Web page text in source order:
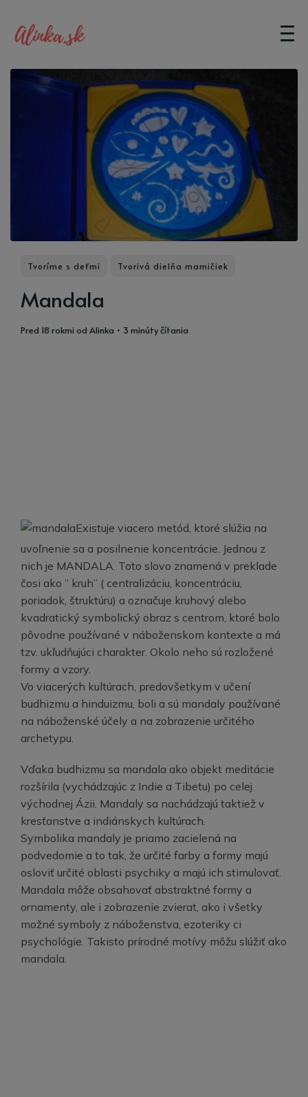
Tvoríme s deťmi Tvorivá dielňa mamičiek
Mandala
pred 18 rokmi od Alinka • 3 minúty čítania
Existuje viacero metód, ktoré slúžia na
uvoľnenie sa a posilnenie koncentrácie. Jednou z
nich je MANDALA. Toto slovo znamená v preklade
čosi ako ” kruh” ( centralizáciu, koncentráciu,
poriadok, štruktúru) a označuje kruhový alebo
kvadratický symbolický obraz s centrom, ktoré bolo
pôvodne používané v náboženskom kontexte a má
tzv. ukľudňujúci charakter. Okolo neho sú rozložené
formy a vzory.
Vo viacerých kultúrach, predovšetkym v učení
budhizmu a hinduizmu, boli a sú mandaly používané
na náboženské účely a na zobrazenie určitého
archetypu.
Vďaka budhizmu sa mandala ako objekt meditácie
rozšírila (vychádzajúc z Indie a Tibetu) po celej
východnej Ázii. Mandaly sa nachádzajú taktiež v
kresťanstve a indiánskych kultúrach.
Symbolika mandaly je priamo zacielená na
podvedomie a to tak, že určité farby a formy majú
osloviť určité oblasti psychiky a majú ich stimulovať.
Mandala môže obsahovať abstraktné formy a
ornamenty, ale i zobrazenie zvierat, ako i všetky
možné symboly z náboženstva, ezoteriky ci
psychológie. Takisto prírodné motívy môžu slúžiť ako
mandala.